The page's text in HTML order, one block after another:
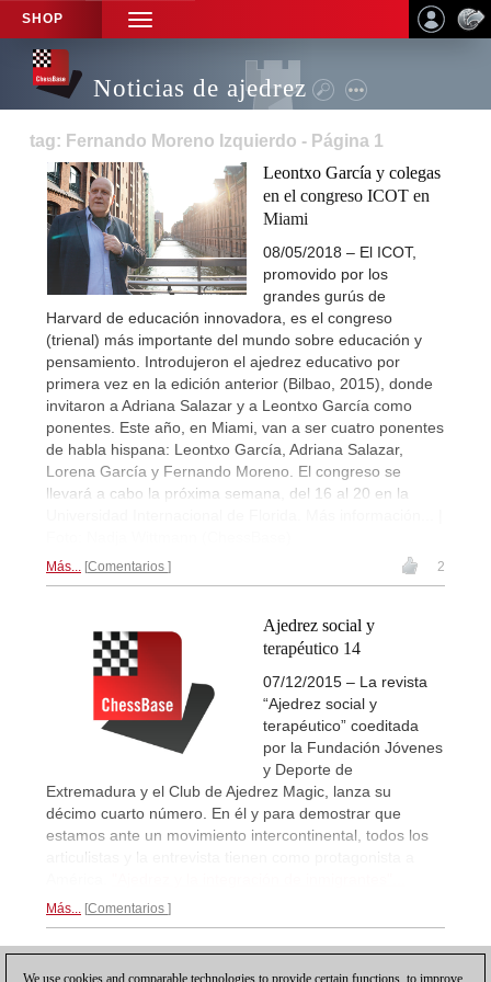
SHOP
TOGGLE
NAVIGATION
Noticias de ajedrez
tag: Fernando Moreno Izquierdo - Página 1
Leontxo García y colegas
en el congreso ICOT en
Miami
08/05/2018 – El ICOT,
promovido por los
grandes gurús de
Harvard de educación innovadora, es el congreso
(trienal) más importante del mundo sobre educación y
pensamiento. Introdujeron el ajedrez educativo por
primera vez en la edición anterior (Bilbao, 2015), donde
invitaron a Adriana Salazar y a Leontxo García como
ponentes. Este año, en Miami, van a ser cuatro ponentes
de habla hispana: Leontxo García, Adriana Salazar,
Lorena García y Fernando Moreno. El congreso se
llevará a cabo la próxima semana, del 16 al 20 en la
Más... Comentarios 2
Ajedrez social y
terapéutico 14
07/12/2015 – La revista
“Ajedrez social y
terapéutico” coeditada
por la Fundación Jóvenes
y Deporte de
Extremadura y el Club de Ajedrez Magic, lanza su
décimo cuarto número. En él y para demostrar que
estamos ante un movimiento intercontinental, todos los
articulistas y la entrevista tienen como protagonista a
Más... Comentarios
We use cookies and comparable technologies to provide certain functions, to improve